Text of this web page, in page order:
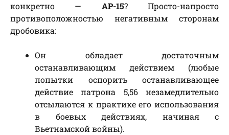
конкретно — АР-15? Просто-напросто
противоположностью негативным сторонам
дробовика:
Он обладает достаточным
останавливающим действием (любые
попытки оспорить останавливающее
действие патрона 5,56 незамедлительно
отсылаются к практике его использования
в боевых действиях, начиная с
Вьетнамской войны).